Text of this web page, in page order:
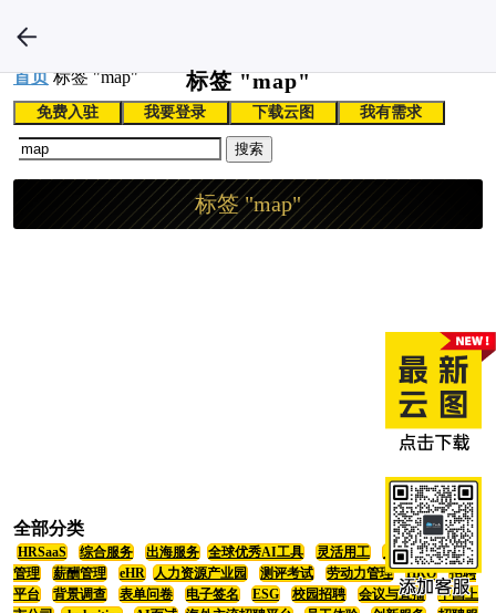
标签 "map"
首页 标签 "map"
免费入驻 我要登录 下载云图 我有需求
搜索
标签 "map"
全部分类
HRSaaS 综合服务 出海服务 全球优秀AI工具 灵活用工 员工福利
招聘
管理
薪酬管理 eHR 人力资源产业园 测评考试 劳动力管理 HRO
招聘
平台
背景调查 表单问卷 电子签名 ESG 校园招聘 会议与直播
中国上